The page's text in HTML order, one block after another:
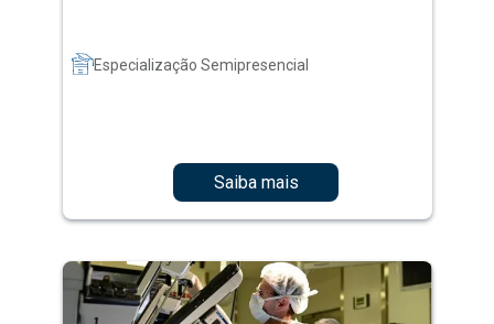
Especialização Semipresencial
Saiba mais